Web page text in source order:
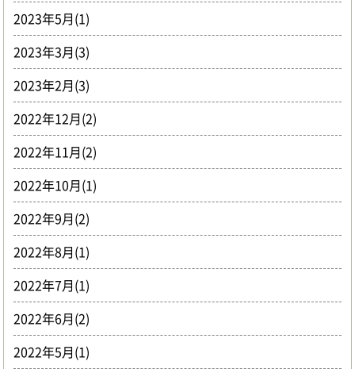
2023年5月(1)
2023年3月(3)
2023年2月(3)
2022年12月(2)
2022年11月(2)
2022年10月(1)
2022年9月(2)
2022年8月(1)
2022年7月(1)
2022年6月(2)
2022年5月(1)